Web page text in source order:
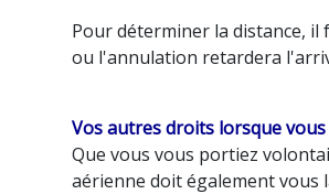
Pour déterminer la distance,
ou l'annulation retardera
Vos autres droits lorsque vous
Que vous vous portiez
aérienne doit également vous